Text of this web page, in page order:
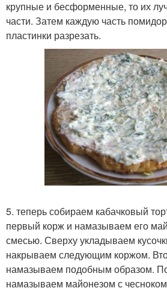
крупные и бесформенные, то их
части. Затем каждую часть
пластинки разрезать.
5. теперь собираем кабачковый
первый корж и намазываем его
смесью. Сверху укладываем
накрываем следующим коржом.
намазываем подобным образом.
намазываем майонезом с